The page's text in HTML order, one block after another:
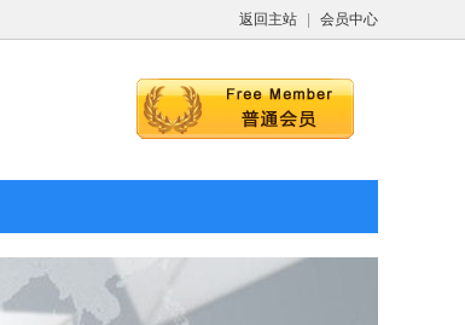
返回主站 会员中心